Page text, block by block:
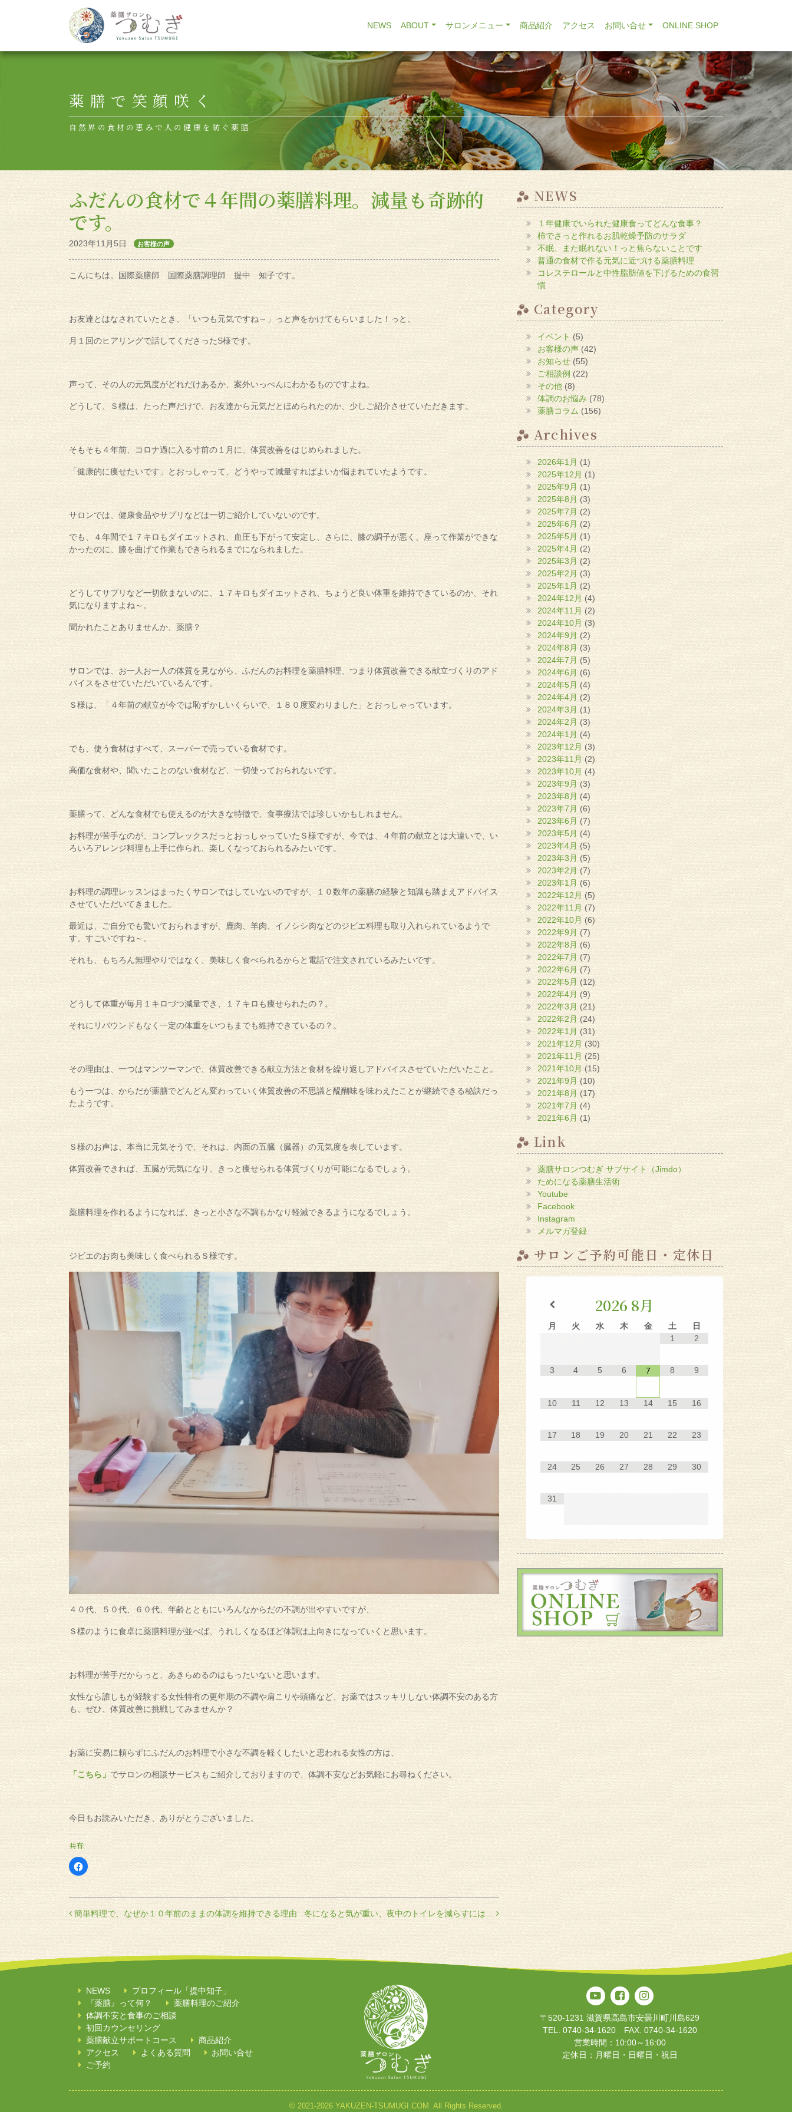
Main Navigation NEWS ABOUT サロンメニュー 商品紹介 アクセス お問い合せ ONLINE SHOP
薬膳で笑顔咲く
自然界の食材の恵みで人の健康を紡ぐ薬膳
ふだんの食材で４年間の薬膳料理。減量も奇跡的
です。
2023年11月5日 お客様の声
こんにちは。国際薬膳師 国際薬膳調理師 提中 知子です。
お友達とはなされていたとき、「いつも元気ですね～」っと声をかけてもらいました！っと、
月１回のヒアリングで話してくださったS様です。
声って、その人の元気度がどれだけあるか、案外いっぺんにわかるものですよね。
どうして、Ｓ様は、たった声だけで、お友達から元気だとほめられたのか、少しご紹介させていただきます。
そもそも４年前、コロナ過に入る寸前の１月に、体質改善をはじめられました。
「健康的に痩せたいです」とおっしゃって、どうやって減量すればよいか悩まれていたようです。
サロンでは、健康食品やサプリなどは一切ご紹介していないのです。
でも、４年間で１７キロもダイエットされ、血圧も下がって安定し、さらに、膝の調子が悪く、座って作業ができな
かったのに、膝を曲げて作業もできられるまでになられました。
どうしてサプリなど一切飲まないのに、１７キロもダイエットされ、ちょうど良い体重を維持できているのか、それ
気になりますよね～。
聞かれたことありませんか、薬膳？
サロンでは、お一人お一人の体質を見ながら、ふだんのお料理を薬膳料理、つまり体質改善できる献立づくりのアド
バイスをさせていただいているんです。
Ｓ様は、「４年前の献立が今では恥ずかしいくらいで、１８０度変わりました」とおっしゃっています。
でも、使う食材はすべて、スーパーで売っている食材です。
高価な食材や、聞いたことのない食材など、一切使っておられないです。
薬膳って、どんな食材でも使えるのが大きな特徴で、食事療法では珍しいかもしれません。
お料理が苦手なのが、コンプレックスだっとおっしゃっていたＳ様ですが、今では、４年前の献立とは大違いで、い
ろいろアレンジ料理も上手に作られ、楽しくなっておられるみたいです。
お料理の調理レッスンはまったくサロンではしていないのですが、１０数年の薬膳の経験と知識も踏まえアドバイス
させていただいてきました。
最近は、ご自分でも驚いておられますが、鹿肉、羊肉、イノシシ肉などのジビエ料理も取り入れられているようで
す。すごいですね～。
それも、もちろん無理やりではなく、美味しく食べられるからと電話で注文されているみたいです。
どうして体重が毎月１キロづつ減量でき、１７キロも痩せられたの？。
それにリバウンドもなく一定の体重をいつもまでも維持できているの？。
その理由は、一つはマンツーマンで、体質改善できる献立方法と食材を繰り返しアドバイスさせていただいたこと。
もう一つは、からだが薬膳でどんどん変わっていく体質改善の不思議と醍醐味を味わえたことが継続できる秘訣だっ
たようです。
Ｓ様のお声は、本当に元気そうで、それは、内面の五臓（臓器）の元気度を表しています。
体質改善できれば、五臓が元気になり、きっと痩せられる体質づくりが可能になるでしょう。
薬膳料理を作れるようになれば、きっと小さな不調もかなり軽減できるようになるでしょう。
ジビエのお肉も美味しく食べられるＳ様です。
４０代、５０代、６０代、年齢とともにいろんなからだの不調が出やすいですが、
Ｓ様のように食卓に薬膳料理が並べば、うれしくなるほど体調は上向きになっていくと思います。
お料理が苦手だからっと、あきらめるのはもったいないと思います。
女性なら誰しもが経験する女性特有の更年期の不調や肩こりや頭痛など、お薬ではスッキリしない体調不安のある方
も、ぜひ、体質改善に挑戦してみませんか？
お薬に安易に頼らずにふだんのお料理で小さな不調を軽くしたいと思われる女性の方は、
「こちら」 でサロンの相談サービスもご紹介しておりますので、体調不安などお気軽にお尋ねください。
今日もお読みいただき、ありがとうございました。
共有:
Facebook
で
共
す
る
に
は
ク
リ
ッ
ク
し
て
く
(新
ウ
ィ
ン
ド
ウ
で
開
き
ま
投稿ナビゲーション
簡単料理で、なぜか１０年前のままの体調を維持できる理由 冬になると気が重い、夜中のトイレを減らすには…
NEWS
１年健康でいられた健康食ってどんな食事？
柿でさっと作れるお肌乾燥予防のサラダ
不眠、また眠れない！っと焦らないことです
普通の食材で作る元気に近づける薬膳料理
コレステロールと中性脂肪値を下げるための食習
慣
Category
イベント(5)
お客様の声 (42)
お知らせ(55)
ご相談例 (22)
その他(8)
体調のお悩み(78)
薬膳コラム(156)
Archives
2026年1月 (1)
2025年12月 (1)
2025年9月 (1)
2025年8月 (3)
2025年7月 (2)
2025年6月(2)
2025年5月 (1)
2025年4月 (2)
2025年3月 (2)
2025年2月 (3)
2025年1月 (2)
2024年12月 (4)
2024年11月(2)
2024年10月(3)
2024年9月(2)
2024年8月 (3)
2024年7月 (5)
2024年6月(6)
2024年5月 (4)
2024年4月 (2)
2024年3月 (1)
2024年2月 (3)
2024年1月 (4)
2023年12月(3)
2023年11月(2)
2023年10月(4)
2023年9月(3)
2023年8月 (4)
2023年7月 (6)
2023年6月 (7)
2023年5月 (4)
2023年4月 (5)
2023年3月(5)
2023年2月 (7)
2023年1月(6)
2022年12月 (5)
2022年11月 (7)
2022年10月 (6)
2022年9月 (7)
2022年8月 (6)
2022年7月(7)
2022年6月(7)
2022年5月 (12)
2022年4月(9)
2022年3月(21)
2022年2月 (24)
2022年1月 (31)
2021年12月(30)
2021年11月(25)
2021年10月(15)
2021年9月(10)
2021年8月 (17)
2021年7月(4)
2021年6月(1)
Link
薬膳サロンつむぎ サブサイト（Jimdo）
ためになる薬膳生活術
Youtube
Facebook
Instagram
メルマガ登録
サロンご予約可能日・定休日
2026 8月
月 火 水 木 金 土
日
1
2
3 4 5 6 7 8 9
10 11 12 13 14 15 16
17 18 19 20 21 22 23
24 25 26 27 28 29 30
31
NEWS
プロフィール「提中知子」
『薬膳』って何？
薬膳料理のご紹介
体調不安と食事のご相談
初回カウンセリング
薬膳献立サポートコース
商品紹介
アクセス
よくある質問
お問い合せ
ご予約
〒520-1231 滋賀県高島市安曇川町川島629
TEL. 0740-34-1620 FAX. 0740-34-1620
営業時間：10:00～16:00
定休日：月曜日・日曜日・祝日
© 2021-2026 YAKUZEN-TSUMUGI.COM. All Rights Reserved.